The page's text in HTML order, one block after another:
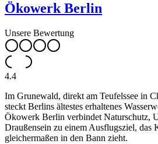
Ökowerk Berlin
Unsere Bewertung
4.4
Im Grunewald, direkt am Teufelssee in
steckt Berlins ältestes erhaltenes
Ökowerk Berlin verbindet Naturschutz,
Draußensein zu einem Ausflugsziel, das
gleichermaßen in den Bann zieht.